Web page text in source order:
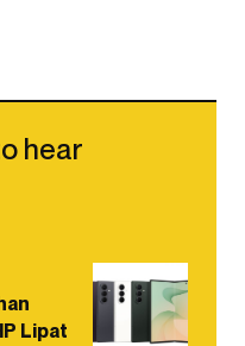
hear
Lipat